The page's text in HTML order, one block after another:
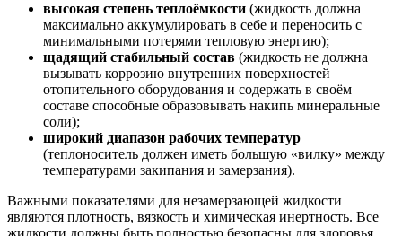
высокая степень теплоёмкости (жидкость должна
максимально аккумулировать в себе и переносить с
минимальными потерями тепловую энергию);
щадящий стабильный состав (жидкость не должна
вызывать коррозию внутренних поверхностей
отопительного оборудования и содержать в своём
составе способные образовывать накипь минеральные
соли);
широкий диапазон рабочих температур
(теплоноситель должен иметь большую «вилку» между
температурами закипания и замерзания).
Важными показателями для незамерзающей жидкости
являются плотность, вязкость и химическая инертность. Все